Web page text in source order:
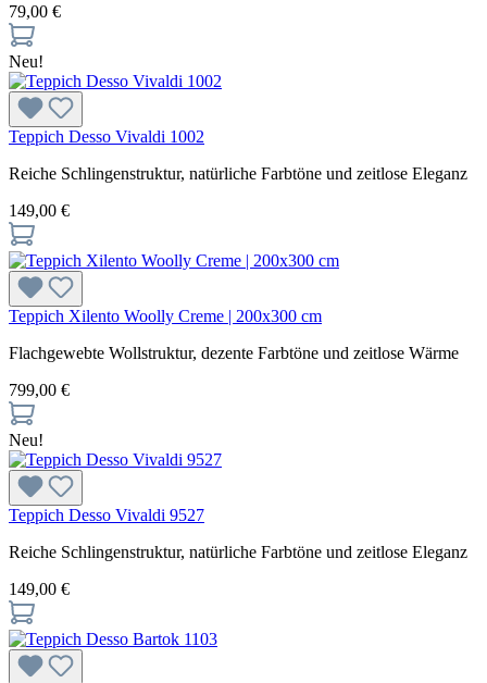
79,00 €
Neu!
Teppich Desso Vivaldi 1002
Reiche Schlingenstruktur, natürliche Farbtöne und zeitlose Eleganz
149,00 €
Teppich Xilento Woolly Creme | 200x300 cm
Flachgewebte Wollstruktur, dezente Farbtöne und zeitlose Wärme
799,00 €
Neu!
Teppich Desso Vivaldi 9527
Reiche Schlingenstruktur, natürliche Farbtöne und zeitlose Eleganz
149,00 €